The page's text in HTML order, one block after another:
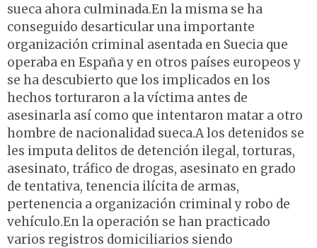
sueca ahora culminada.En la misma se ha
conseguido desarticular una importante
organización criminal asentada en Suecia que
operaba en España y en otros países europeos y
se ha descubierto que los implicados en los
hechos torturaron a la víctima antes de
asesinarla así como que intentaron matar a otro
hombre de nacionalidad sueca.A los detenidos se
les imputa delitos de detención ilegal, torturas,
asesinato, tráfico de drogas, asesinato en grado
de tentativa, tenencia ilícita de armas,
pertenencia a organización criminal y robo de
vehículo.En la operación se han practicado
varios registros domiciliarios siendo